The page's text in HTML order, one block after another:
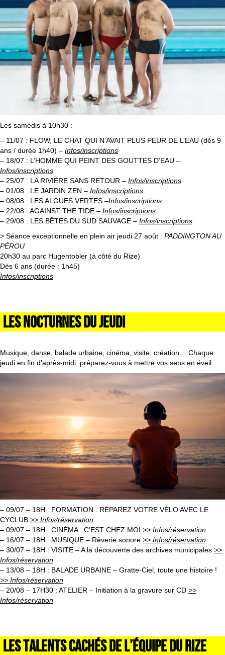
Les samedis à 10h30 :
– 11/07 : FLOW, LE CHAT QUI N’AVAIT PLUS PEUR DE L’EAU (dès 9
ans / durée 1h40) – Infos/inscriptions
– 18/07 : L’HOMME QUI PEINT DES GOUTTES D’EAU –
Infos/inscriptions
– 25/07 : LA RIVIÈRE SANS RETOUR – Infos/inscriptions
– 01/08 : LE JARDIN ZEN – Infos/inscriptions
– 08/08 : LES ALGUES VERTES –Infos/inscriptions
– 22/08 : AGAINST THE TIDE – Infos/inscriptions
– 29/08 : LES BÊTES DU SUD SAUVAGE – Infos/inscriptions
> Séance exceptionnelle en plein air jeudi 27 août : PADDINGTON AU
PÉROU
20h30 au parc Hugentobler (à côté du Rize)
Dès 6 ans (durée : 1h45)
Infos/inscriptions
LES NOCTURNES DU JEUDI
Musique, danse, balade urbaine, cinéma, visite, création… Chaque
jeudi en fin d’après-midi, préparez-vous à mettre vos sens en éveil.
– 09/07 – 18H : FORMATION : RÉPAREZ VOTRE VÉLO AVEC LE
CYCLUB >> Infos/réservation
– 09/07 – 18H : CINÉMA : C’EST CHEZ MOI >> Infos/réservation
– 16/07 – 18H : MUSIQUE – Rêverie sonore >> Infos/réservation
– 30/07 – 18H : VISITE – A la découverte des archives municipales >>
Infos/réservation
– 13/08 – 18H : BALADE URBAINE – Gratte-Ciel, toute une histoire !
>> Infos/réservation
– 20/08 – 17H30 : ATELIER – Initiation à la gravure sur CD >>
Infos/réservation
LES TALENTS CACHÉS DE L’ÉQUIPE DU RIZE